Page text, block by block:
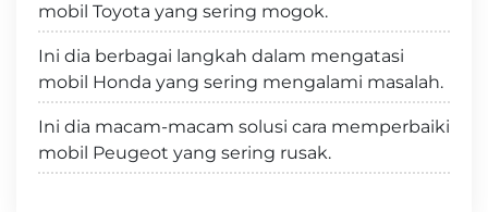
mobil Toyota yang sering mogok.
Ini dia berbagai langkah dalam mengatasi
mobil Honda yang sering mengalami masalah.
Ini dia macam-macam solusi cara memperbaiki
mobil Peugeot yang sering rusak.